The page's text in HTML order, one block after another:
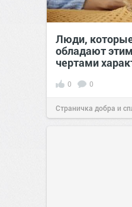
Люди,
обладают
чертами
0 0
Страничка добра и